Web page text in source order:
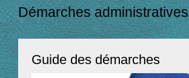
Démarches administratives
Guide des démarches